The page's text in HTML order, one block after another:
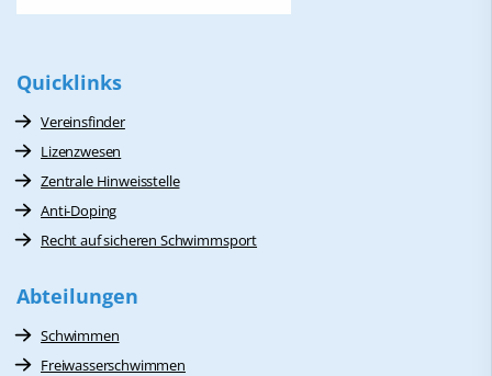
Quicklinks
Vereinsfinder
Lizenzwesen
Zentrale Hinweisstelle
Anti-Doping
Recht auf sicheren Schwimmsport
Abteilungen
Schwimmen
Freiwasserschwimmen